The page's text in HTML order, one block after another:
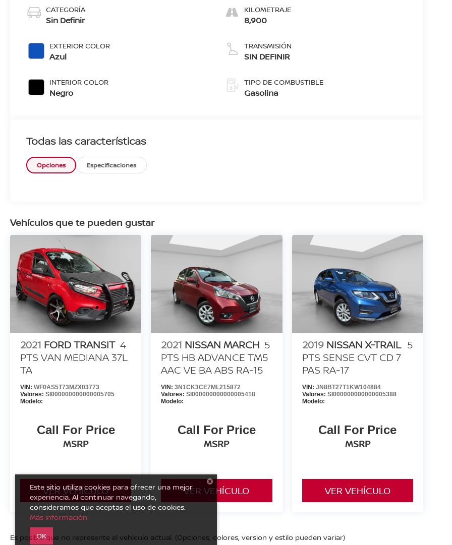
CATEGORÍA
Sin Definir
EXTERIOR COLOR
Azul
INTERIOR COLOR
Negro
KILOMETRAJE
8,900
TRANSMISIÓN
SIN DEFINIR
TIPO DE COMBUSTIBLE
Gasolina
Todas las características
Opciones Especificaciones
Vehículos que te pueden gustar
2021 FORD TRANSIT 4
PTS VAN MEDIANA 37L
TA
VIN: WF0AS5T73MZX03773
Valores: SI000000000000005705
Modelo:
Call For Price
MSRP
VER VEHÍCULO
2021 NISSAN MARCH 5
PTS HB ADVANCE TM5
AAC VE BA ABS RA-15
VIN:3N1CK3CE7ML215872
Valores:SI000000000000005418
Modelo:
Call For Price
MSRP
VER VEHÍCULO
2019 NISSAN X-TRAIL 5
PTS SENSE CVT CD 7
PAS RA-17
VIN: JN8BT27T1KW104884
Valores: SI000000000000005388
Modelo:
Call For Price
MSRP
VER VEHÍCULO
Es posible que no represente el vehiculo actual. (Opciones, colores, version y estilo pueden variar)
Este sitio utiliza cookies para ofrecer una mejor
experiencia. Al continuar navegando,
consideramos que aceptas el uso de cookies.
Más información
OK